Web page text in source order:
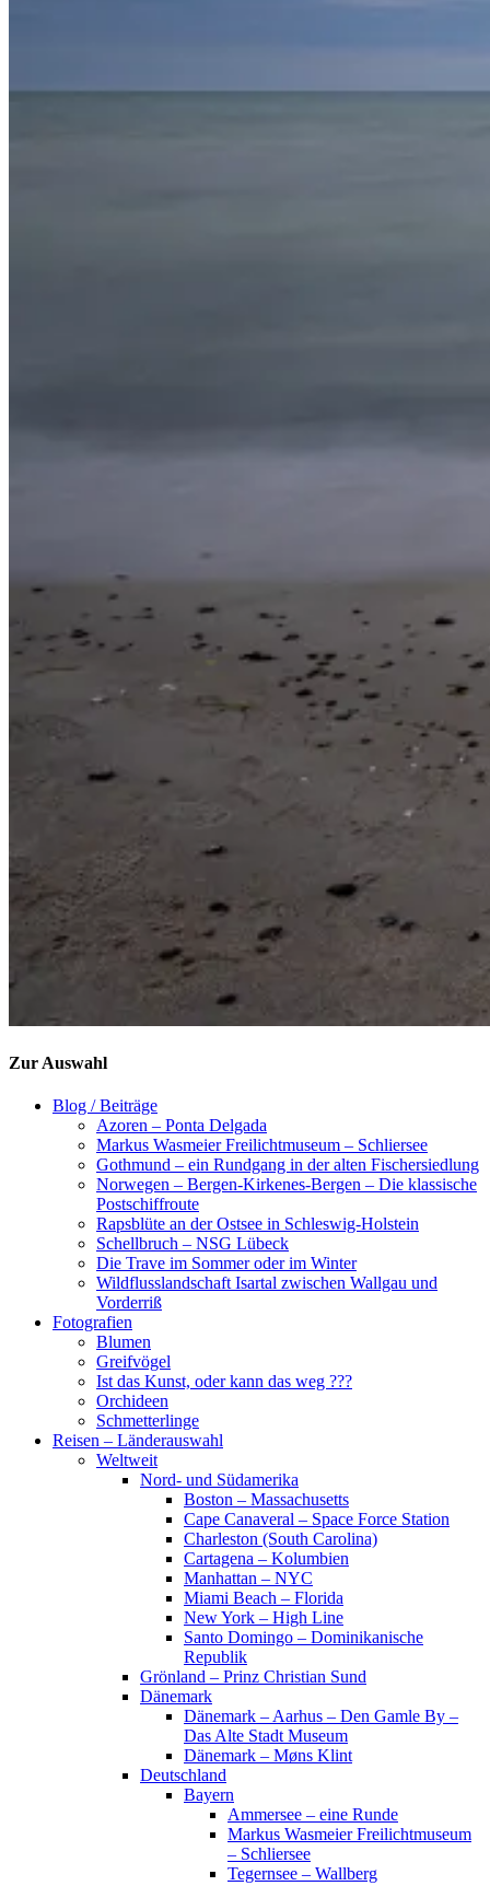
Zur Auswahl
Blog / Beiträge
Azoren – Ponta Delgada
Markus Wasmeier Freilichtmuseum – Schliersee
Gothmund – ein Rundgang in der alten Fischersiedlung
Norwegen – Bergen-Kirkenes-Bergen – Die klassische
Postschiffroute
Rapsblüte an der Ostsee in Schleswig-Holstein
Schellbruch – NSG Lübeck
Die Trave im Sommer oder im Winter
Wildflusslandschaft Isartal zwischen Wallgau und
Vorderriß
Fotografien
Blumen
Greifvögel
Ist das Kunst, oder kann das weg ???
Orchideen
Schmetterlinge
Reisen – Länderauswahl
Weltweit
Nord- und Südamerika
Boston – Massachusetts
Cape Canaveral – Space Force Station
Charleston (South Carolina)
Cartagena – Kolumbien
Manhattan – NYC
Miami Beach – Florida
New York – High Line
Santo Domingo – Dominikanische
Republik
Grönland – Prinz Christian Sund
Dänemark
Dänemark – Aarhus – Den Gamle By –
Das Alte Stadt Museum
Dänemark – Møns Klint
Deutschland
Bayern
Ammersee – eine Runde
Markus Wasmeier Freilichtmuseum
– Schliersee
Tegernsee – Wallberg